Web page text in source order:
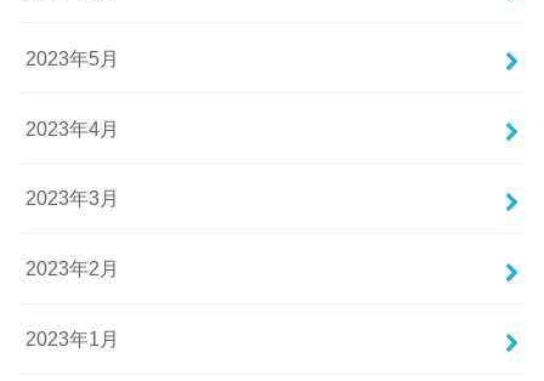
2023年5月
2023年4月
2023年3月
2023年2月
2023年1月